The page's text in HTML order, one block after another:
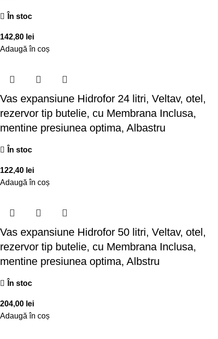
În stoc
142,80 lei
Adaugă în coș
Vas expansiune Hidrofor 24 litri, Veltav, otel,
rezervor tip butelie, cu Membrana Inclusa,
mentine presiunea optima, Albastru
În stoc
122,40 lei
Adaugă în coș
Vas expansiune Hidrofor 50 litri, Veltav, otel,
rezervor tip butelie, cu Membrana Inclusa,
mentine presiunea optima, Albstru
În stoc
204,00 lei
Adaugă în coș